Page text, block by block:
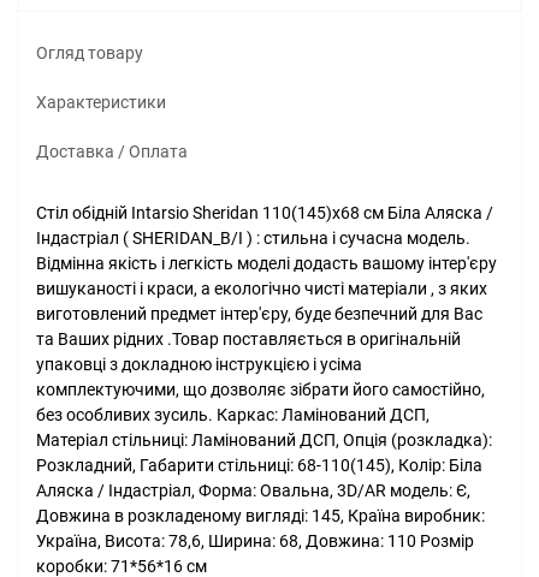
Огляд товару
Характеристики
Доставка / Оплата
Стіл обідній Intarsio Sheridan 110(145)x68 см Біла Аляска /
Індастріал ( SHERIDAN_B/I ) : стильна і сучасна модель.
Відмінна якість і легкість моделі додасть вашому інтер'єру
вишуканості і краси, а екологічно чисті матеріали , з яких
виготовлений предмет інтер'єру, буде безпечний для Вас
та Ваших рідних .Товар поставляється в оригінальній
упаковці з докладною інструкцією і усіма
комплектуючими, що дозволяє зібрати його самостійно,
без особливих зусиль. Каркас: Ламінований ДСП,
Матеріал стільниці: Ламінований ДСП, Опція (розкладка):
Розкладний, Габарити стільниці: 68-110(145), Колір: Біла
Аляска / Індастріал, Форма: Овальна, 3D/AR модель: Є,
Довжина в розкладеному вигляді: 145, Країна виробник:
Україна, Висота: 78,6, Ширина: 68, Довжина: 110 Розмір
коробки: 71*56*16 см